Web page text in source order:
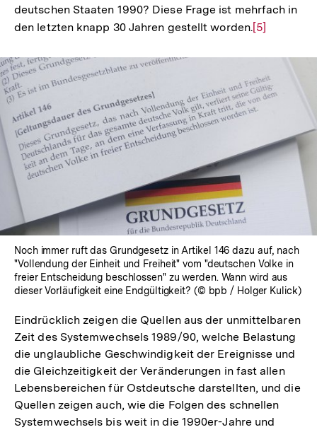
deutschen Staaten 1990? Diese Frage ist mehrfach in
den letzten knapp 30 Jahren gestellt worden.Zur
Fußnote
[5]
Noch immer ruft das Grundgesetz in Artikel 146 dazu auf, nach
"Vollendung der Einheit und Freiheit" vom "deutschen Volke in
freier Entscheidung beschlossen" zu werden. Wann wird aus
dieser Vorläufigkeit eine Endgültigkeit? (© bpb / Holger Kulick)
Eindrücklich zeigen die Quellen aus der unmittelbaren
Zeit des Systemwechsels 1989/90, welche Belastung
die unglaubliche Geschwindigkeit der Ereignisse und
die Gleichzeitigkeit der Veränderungen in fast allen
Lebensbereichen für Ostdeutsche darstellten, und die
Quellen zeigen auch, wie die Folgen des schnellen
Systemwechsels bis weit in die 1990er-Jahre und